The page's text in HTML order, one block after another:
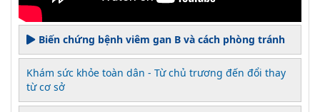
Biến chứng bệnh viêm gan B và cách phòng tránh
Khám sức khỏe toàn dân - Từ chủ trương đến đổi thay
từ cơ sở